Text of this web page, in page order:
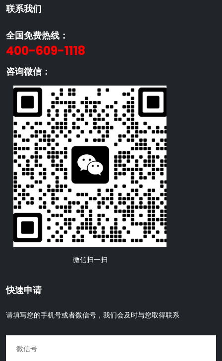
联系我们
全国免费热线：
400-609-1118
咨询微信：
微信扫一扫
快速申请
请填写您的手机号或者微信号，我们会及时与您取得联系